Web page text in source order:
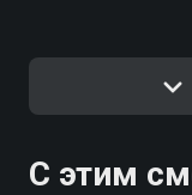
С этим